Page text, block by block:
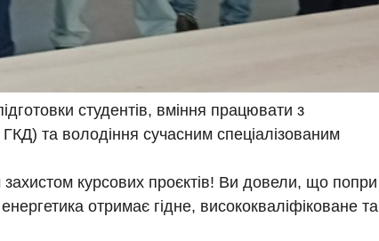
студентів, вміння працювати з
та володіння сучасним спеціалізованим
захистом курсових проєктів! Ви довели, що попри
отримає гідне, висококваліфіковане та